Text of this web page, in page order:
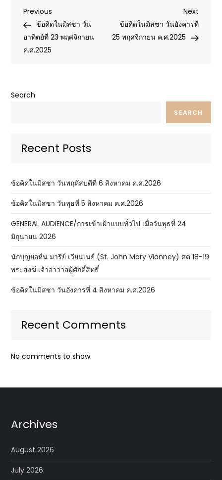
Post
navigation
Previous
Post
Previous
ข้อคิดในมิสซา วัน
อาทิตย์ที่ 23 พฤศจิกายน
ค.ศ.2025
Next
Post
Next
ข้อคิดในมิสซา วันอังคารที่
25 พฤศจิกายน ค.ศ.2025
Search
SEARCH
Recent Posts
ข้อคิดในมิสซา วันพฤหัสบดีที่ 6 สิงหาคม ค.ศ.2026
ข้อคิดในมิสซา วันพุธที่ 5 สิงหาคม ค.ศ.2026
GENERAL AUDIENCE/การเข้าเฝ้าแบบทั่วไป เมื่อวันพุธที่ 24
มิถุนายน 2026
นักบุญยอห์น มารีย์ เวียนเนย์ (St. John Mary Vianney) ศต 18-19
พระสงฆ์ เจ้าอาวาสผู้ศักดิ์สิทธิ์
ข้อคิดในมิสซา วันอังคารที่ 4 สิงหาคม ค.ศ.2026
Recent Comments
No comments to show.
Archives
August 2026
July 2026